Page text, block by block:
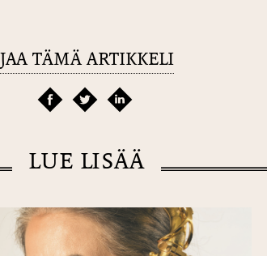
JAA TÄMÄ ARTIKKELI
LUE LISÄÄ